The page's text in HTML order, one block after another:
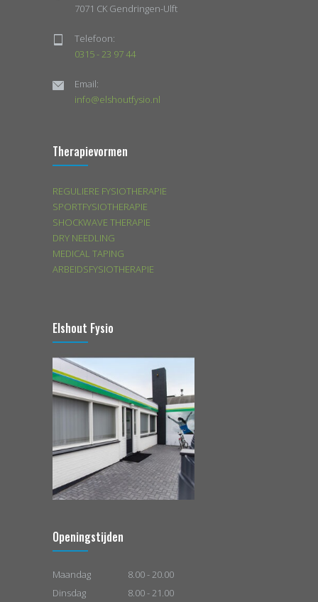
7071 CK Gendringen-Ulft
Telefoon:
0315 - 23 97 44
Email:
info@elshoutfysio.nl
Therapievormen
REGULIERE FYSIOTHERAPIE
SPORTFYSIOTHERAPIE
SHOCKWAVE THERAPIE
DRY NEEDLING
MEDICAL TAPING
ARBEIDSFYSIOTHERAPIE
Elshout Fysio
Openingstijden
Maandag
8.00 - 20.00
Dinsdag
8.00 - 21.00